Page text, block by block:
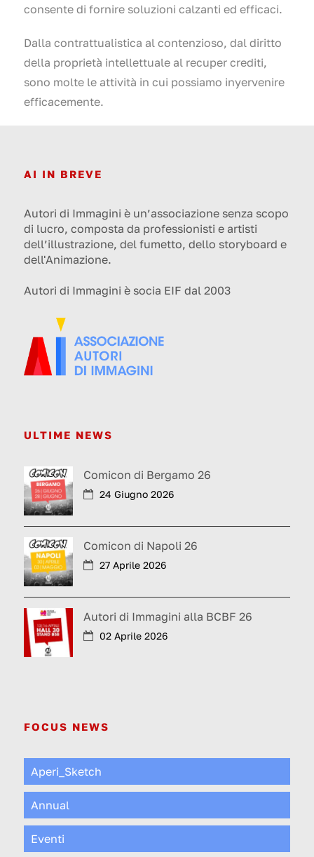
consente di fornire soluzioni calzanti ed efficaci.
Dalla contrattualistica al contenzioso, dal diritto
della proprietà intellettuale al recuper crediti,
sono molte le attività in cui possiamo inyervenire
efficacemente.
AI IN BREVE
Autori di Immagini è un’associazione senza scopo
di lucro, composta da professionisti e artisti
dell’illustrazione, del fumetto, dello storyboard e
dell'Animazione.
Autori di Immagini è socia EIF dal 2003
ULTIME NEWS
Comicon di Bergamo 26
24 Giugno 2026
Comicon di Napoli 26
27 Aprile 2026
Autori di Immagini alla BCBF 26
02 Aprile 2026
FOCUS NEWS
Aperi_Sketch
Annual
Eventi